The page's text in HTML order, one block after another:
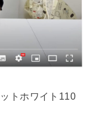
トホワイト110